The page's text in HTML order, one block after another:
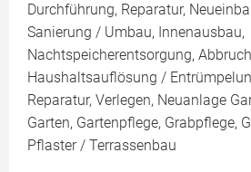
Durchführung, Reparatur,
Sanierung / Umbau, Innenausbau,
Nachtspeicherentsorgung,
Haushaltsauflösung /
Reparatur, Verlegen, Neuanlage
Garten, Gartenpflege, Grabpflege,
Pflaster / Terrassenbau